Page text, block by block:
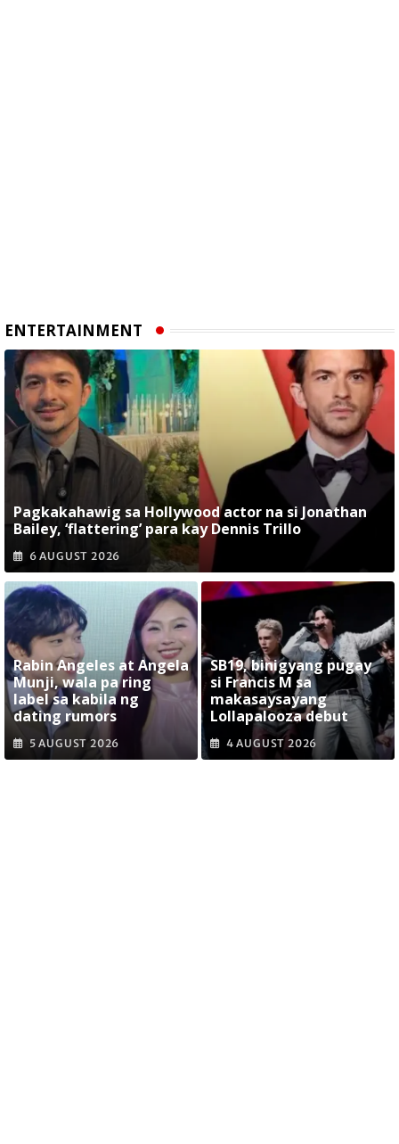
ENTERTAINMENT
Pagkakahawig sa Hollywood actor na si Jonathan
Bailey, ‘flattering’ para kay Dennis Trillo
6 AUGUST 2026
Rabin Angeles at Angela
Munji, wala pa ring
label sa kabila ng
dating rumors
5 AUGUST 2026
SB19, binigyang pugay
si Francis M sa
makasaysayang
Lollapalooza debut
4 AUGUST 2026